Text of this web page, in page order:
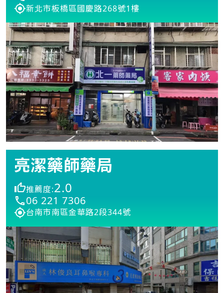
新北市板橋區國慶路268號1樓
亮潔藥師藥局
推薦度:2.0
06 221 7306
台南市南區金華路2段344號